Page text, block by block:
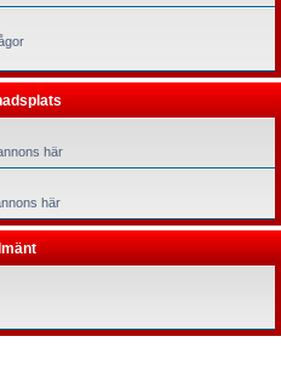
här
här